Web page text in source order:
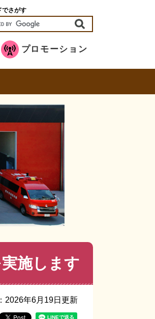
でさがす
プロモーション
施します
2026年6月19日更新